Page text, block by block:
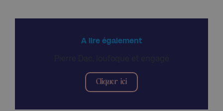
A lire également
Cliquer ici